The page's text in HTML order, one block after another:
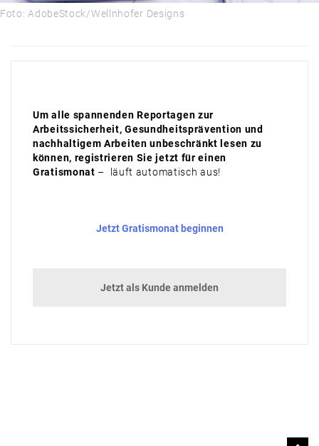
PRODUKTE & MÄRKTE
Foto: AdobeStock/Wellnhofer Designs
Um alle spannenden Reportagen zur
Arbeitssicherheit, Gesundheitsprävention und
nachhaltigem Arbeiten unbeschränkt lesen zu
können, registrieren Sie jetzt für einen
Gratismonat – läuft automatisch aus!
Jetzt Gratismonat beginnen
Jetzt als Kunde anmelden